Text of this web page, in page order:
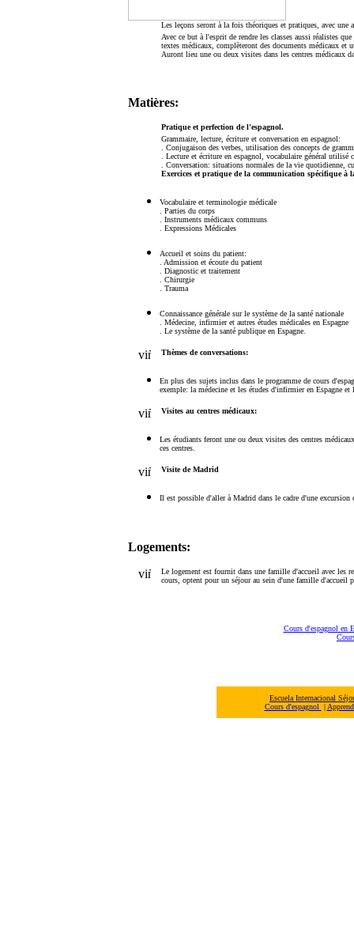
Les leçons seront à la fois théoriques et pratiques, avec
Avec ce but à l'esprit de rendre les classes aussi réalistes
textes médicaux, complèteront des documents médicaux et
Auront lieu une ou deux visites dans les centres médicaux
Matières:
Pratique et perfection de l'espagnol.
Grammaire, lecture, écriture et conversation en espagnol:
. Conjugaison des verbes, utilisation des concepts de
. Lecture et écriture en espagnol, vocabulaire général
. Conversation: situations normales de la vie quotidienne,
Exercices et pratique de la communication spécifique à
Vocabulaire et terminologie médicale
Parties du corps
. Instruments médicaux communs
. Expressions Médicales
Accueil et soins du patient:
. Admission et écoute du patient
. Diagnostic et traitement
. Chirurgie
. Trauma
Connaissance générale sur le système de la santé nationale
. Médecine, infirmier et autres études médicales en Espagne
. Le système de la santé publique en Espagne.
Thèmes de conversations:
En plus des sujets inclus dans le programme de cours
exemple: la médecine et les études d'infirmier en Espagne
Visites au centres médicaux:
Les étudiants feront une ou deux visites des centres
ces centres.
Visite de Madrid
Il est possible d'aller à Madrid dans le cadre d'une
Logements:
Le logement est fournit dans une famille d'accueil avec les
cours, optent pour un séjour au sein d'une famille d'accueil
Cours d'espagnol en
Escuela Internacional
Cours d'espagnol
|